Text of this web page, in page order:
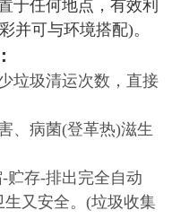
于任何地点，有效利
并可与环境搭配)。
垃圾清运次数，直接
、病菌(登革热)滋生
贮存-排出完全自动
又安全。(垃圾收集